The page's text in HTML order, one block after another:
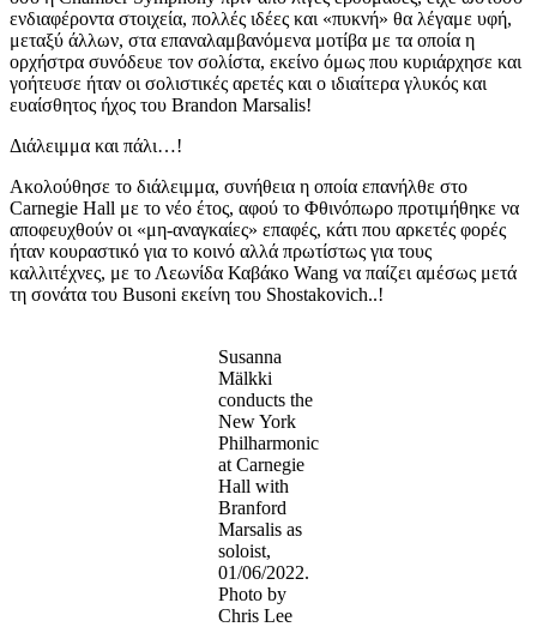
ενδιαφέροντα στοιχεία, πολλές ιδέες και «πυκνή» θα λέγαμε υφή,
μεταξύ άλλων, στα επαναλαμβανόμενα μοτίβα με τα οποία η
ορχήστρα συνόδευε τον σολίστα, εκείνο όμως που κυριάρχησε και
γοήτευσε ήταν οι σολιστικές αρετές και ο ιδιαίτερα γλυκός και
ευαίσθητος ήχος του Brandon Marsalis!
Διάλειμμα και πάλι…!
Ακολούθησε το διάλειμμα, συνήθεια η οποία επανήλθε στο
Carnegie Hall με το νέο έτος, αφού το Φθινόπωρο προτιμήθηκε να
αποφευχθούν οι «μη-αναγκαίες» επαφές, κάτι που αρκετές φορές
ήταν κουραστικό για το κοινό αλλά πρωτίστως για τους
καλλιτέχνες, με το Λεωνίδα Καβάκο Wang να παίζει αμέσως μετά
τη σονάτα του Busoni εκείνη του Shostakovich..!
Susanna
Mälkki
conducts the
New York
Philharmonic
at Carnegie
Hall with
Branford
Marsalis as
soloist,
01/06/2022.
Photo by
Chris Lee